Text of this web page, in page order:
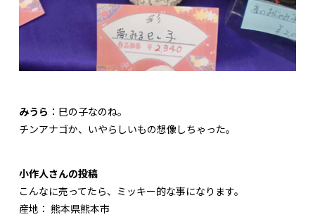
みうら ：巳の子なのね。
チンアナゴか、いやらしいもの想像しちゃった。
小作人さんの投稿
こんなに売ってたら、ミッキー的な事になります。
産地： 熊本県熊本市